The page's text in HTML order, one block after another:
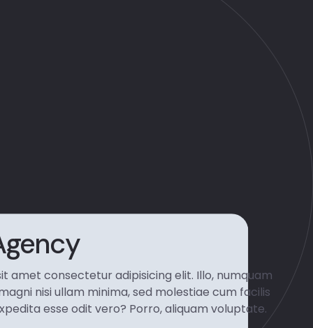
amet consectetur adipisicing elit. Illo, numquam
nisi ullam minima, sed molestiae cum facilis
esse odit vero? Porro, aliquam voluptate.